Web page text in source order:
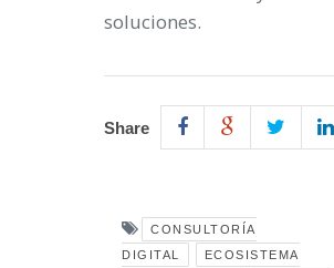
soluciones.
Share
CONSULTORÍA
DIGITAL
ECOSISTEMA